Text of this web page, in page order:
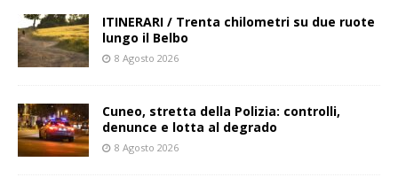
ITINERARI / Trenta chilometri su due ruote
lungo il Belbo
8 Agosto 2026
Cuneo, stretta della Polizia: controlli,
denunce e lotta al degrado
8 Agosto 2026